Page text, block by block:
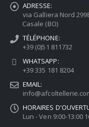
ADRESSE:
via Galliera Nord
Casale (BO)
TÉLÉPHONE:
+39 (0)51 811732
WHATSAPP:
+39 335 181 8204
EMAIL:
HORAIRES
Lun - Ven 9:00-13:00